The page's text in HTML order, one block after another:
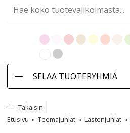
SELAA TUOTERYHMIÄ
Takaisin
Etusivu
Teemajuhlat Lastenjuhlat